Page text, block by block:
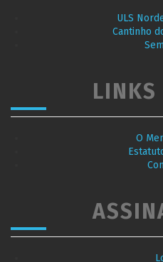
ULS
Cantinho
LINKS
O